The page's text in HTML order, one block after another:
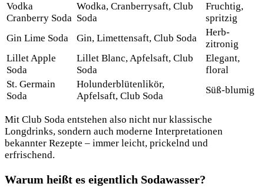
Vodka
Cranberry Soda
Wodka, Cranberrysaft, Club
Soda
Fruchtig,
spritzig
Gin Lime Soda
Gin, Limettensaft, Club Soda
Herb-
zitronig
Lillet Apple
Soda
Lillet Blanc, Apfelsaft, Club
Soda
Elegant,
floral
St. Germain
Soda
Holunderblütenlikör,
Apfelsaft, Club Soda
Süß-blumig
Mit Club Soda entstehen also nicht nur klassische
Longdrinks, sondern auch moderne Interpretationen
bekannter Rezepte – immer leicht, prickelnd und
erfrischend.
Warum heißt es eigentlich Sodawasser?